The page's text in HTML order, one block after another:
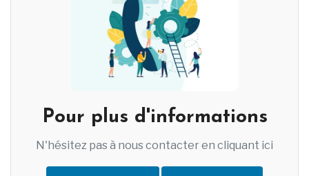
Pour plus d'informations
N'hésitez pas à nous contacter en cliquant ici